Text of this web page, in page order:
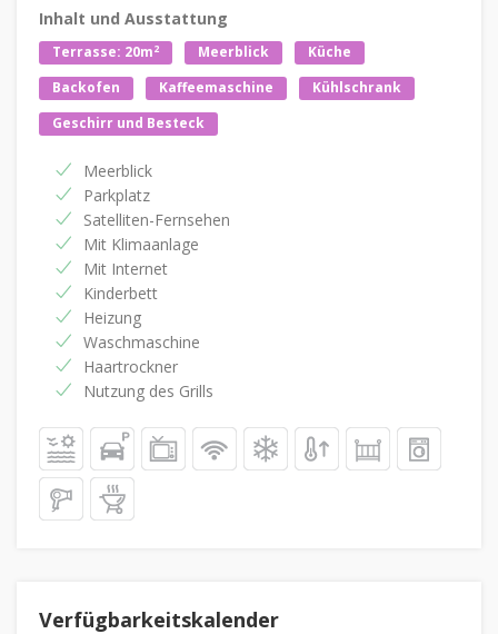
Inhalt und Ausstattung
Terrasse: 20m2 Meerblick
Küche
Backofen
Kaffeemaschine
Kühlschrank
Geschirr und Besteck
Meerblick
Parkplatz
Satelliten-Fernsehen
Mit Klimaanlage
Mit Internet
Kinderbett
Heizung
Waschmaschine
Haartrockner
Nutzung des Grills
Verfügbarkeitskalender